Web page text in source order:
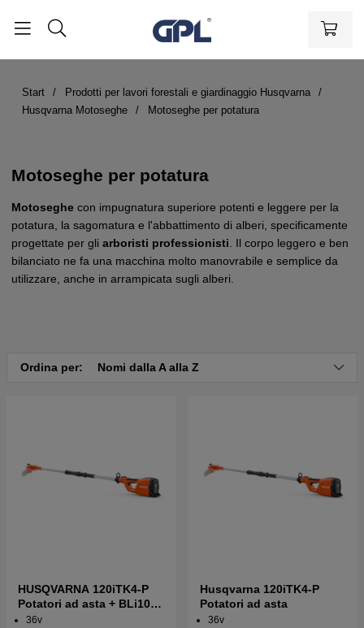
Start
Prodotti per lavori forestali e giardinaggio Husqvarna
Husqvarna Motoseghe
Motoseghe per potatura
Motoseghe per potatura
Motoseghe con impugnatura superiore potenti e leggere per la
potatura, la sagomatura e l'abbattimento di alberi, specificamente
progettate per gli arboristi professionisti. Il corpo leggero e ben
bilanciato ne fa una macchina molto manovrabile e semplice da
utilizzare, anche in arrampicata sugli alberi.
Ordina per: Nomi dalla A alla Z
HUSQVARNA 120iTK4-P
Potatori ad asta + BLi10 &
QC80
36v
Husqvarna 120iTK4-P
Potatori ad asta
36v